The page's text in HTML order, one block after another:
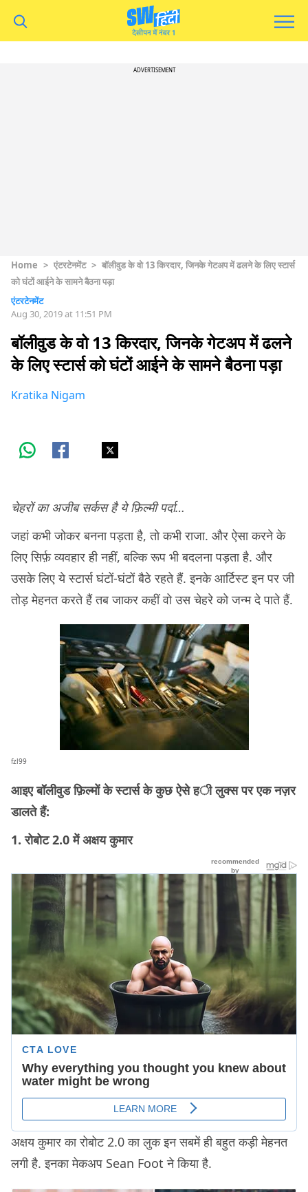
ADVERTISEMENT
Home > एंटरटेनमेंट > बॉलीवुड के वो 13 किरदार, जिनके गेटअप में ढलने के लिए स्टार्स
को घंटों आईने के सामने बैठना पड़ा
एंटरटेनमेंट
Aug 30, 2019 at 11:51 PM
बॉलीवुड के वो 13 किरदार, जिनके गेटअप में ढलने
के लिए स्टार्स को घंटों आईने के सामने बैठना पड़ा
Kratika Nigam
चेहरों का अजीब सर्कस है ये फ़िल्मी पर्दा…
जहां कभी जोकर बनना पड़ता है, तो कभी राजा. और ऐसा करने के
लिए सिर्फ़ व्यवहार ही नहीं, बल्कि रूप भी बदलना पड़ता है. और
उसके लिए ये स्टार्स घंटों-घंटों बैठे रहते हैं. इनके आर्टिस्ट इन पर जी
तोड़ मेहनत करते हैं तब जाकर कहीं वो उस चेहरे को जन्म दे पाते हैं.
fzl99
आइए बॉलीवुड फ़िल्मों के स्टार्स के कुछ ऐसे ही लुक्स पर एक नज़र
डालते हैं:
1. रोबोट 2.0 में अक्षय कुमार
अक्षय कुमार का रोबोट 2.0 का लुक इन सबमें ही बहुत कड़ी मेहनत
लगी है. इनका मेकअप Sean Foot ने किया है.